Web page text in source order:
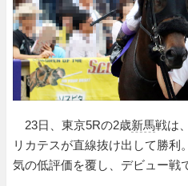
23日、東京5Rの2歳新馬戦は
リカテスが直線抜け出して勝利
気の低評価を覆し、デビュー戦